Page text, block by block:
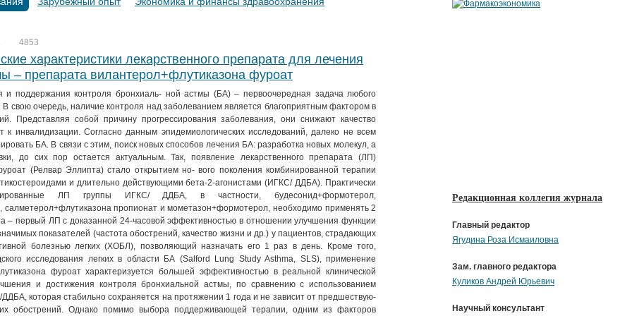
4853
характеристики лекарственного препарата для лечения
– препарата вилантерол+флутиказона фуроат
и поддержания контроля бронхиаль- ной астмы (БА) – первоочередная задача любого
В свою очередь, наличие контроля над заболеванием является благоприятным фактором в
Представляя собой причину прогрессирования заболевания, они снижают качество
к инвалидизации. Согласно данным эпидемиологических исследований, далеко не всем
БА. В связи с этим, поиск новых способов лечения БА: разработка новых молекул, а
до сих пор остается актуальным. Так, появление лекарственного препарата (ЛП)
(Релвар Эллипта) стало открытием но- вого поколения комбинированной терапии
и длительно действующими бета-2-агонистами (ИГКС/ ДДБА). Практически
ЛП группы ИГКС/ ДДБА, в частности, будесонид+формотерол,
салметерол+флутиказона пропионат и мометазон+формотерол, необходимо применять 2
– первый ЛП с доказанной 24-часовой эффективностью в отношении улучшения функции
показателей (частота обострений, качество жизни и др.) у пациентов, страдающих
болезнью легких (ХОБЛ), позволяющий назначать его 1 раз в день. Кроме того,
исследования легких в области БА (Salford Lung Study Asthma, SLS), применение
фуроат характеризуется большей эффективностью в реальной клинической
и достижения контроля бронхиальной астмы, по сравнению с использованием
которая стабильно сохраняется на протяжении 1 года и не зависит от предшествую-
обострений. Однако помимо выбора поддерживающей терапии, одним из факторов
Редакционная коллегия журнала
Главный редактор
Ягудина Роза Исмаиловна
Зам. главного редактора
Куликов Андрей Юрьевич
Научный консультант